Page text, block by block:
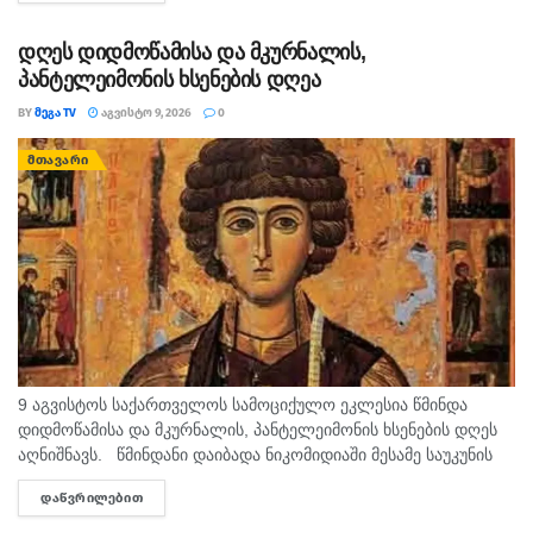
რომ...
დღეს დიდმოწამისა და მკურნალის,
პანტელეიმონის ხსენების დღეა
BYᲛᲔᲒᲐ TV ᲐᲒᲕᲘᲡᲢᲝ 9, 2026 0
ᲛᲗᲐᲕᲐᲠᲘ
9 აგვისტოს საქართველოს სამოციქულო ეკლესია წმინდა
დიდმოწამისა და მკურნალის, პანტელეიმონის ხსენების დღეს
აღნიშნავს. წმინდანი დაიბადა ნიკომიდიაში მესამე საუკუნის
მეორე ნახევარში. არ არსებობს ტაძარი, რომელშიც არ იყოს
დაბრძანებული ნიკომიდიელი მკურნალის,...
ᲓᲐᲬᲕᲠᲘᲚᲔᲑᲘᲗ